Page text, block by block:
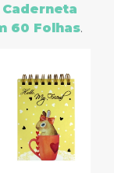
Caderneta
60 Folhas.